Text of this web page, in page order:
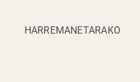
HARREMANETARAKO